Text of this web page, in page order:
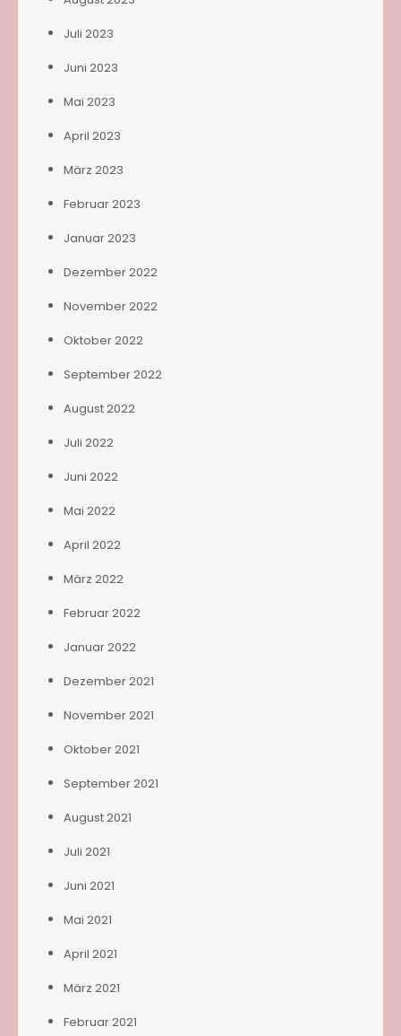
Juli 2023
Juni 2023
Mai 2023
April 2023
März 2023
Februar 2023
Januar 2023
Dezember 2022
November 2022
Oktober 2022
September 2022
August 2022
Juli 2022
Juni 2022
Mai 2022
April 2022
März 2022
Februar 2022
Januar 2022
Dezember 2021
November 2021
Oktober 2021
September 2021
August 2021
Juli 2021
Juni 2021
Mai 2021
April 2021
März 2021
Februar 2021